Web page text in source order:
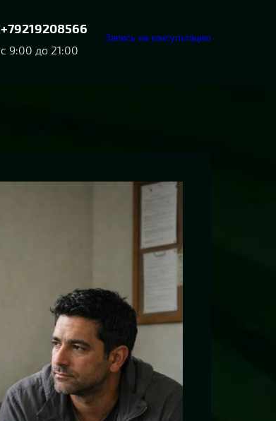
+79219208566
с 9:00 до 21:00
Запись на консультацию